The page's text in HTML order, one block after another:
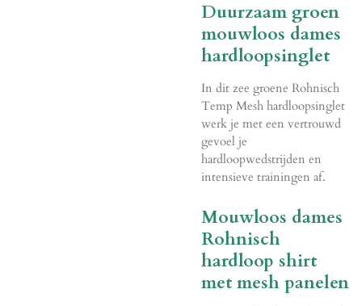
Duurzaam groen
mouwloos dames
hardloopsinglet
In dit zee groene Rohnisch
Temp Mesh hardloopsinglet
werk je met een vertrouwd
gevoel je
hardloopwedstrijden en
intensieve trainingen af.
Mouwloos dames
Rohnisch
hardloop shirt
met mesh panelen